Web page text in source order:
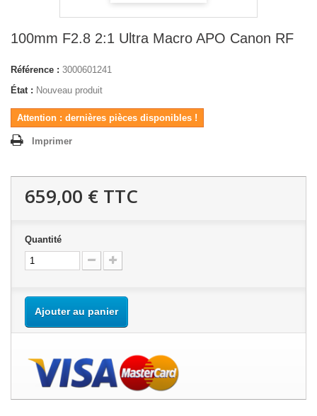
100mm F2.8 2:1 Ultra Macro APO Canon RF
Référence : 3000601241
État : Nouveau produit
Attention : dernières pièces disponibles !
Imprimer
659,00 € TTC
Quantité
Ajouter au panier